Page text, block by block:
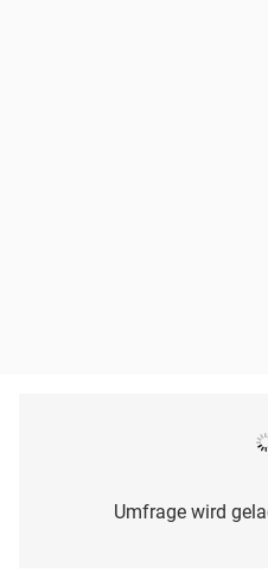
Umfrage wird